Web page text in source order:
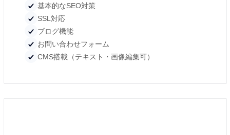
基本的なSEO対策
SSL対応
ブログ機能
お問い合わせフォーム
CMS搭載（テキスト・画像編集可）